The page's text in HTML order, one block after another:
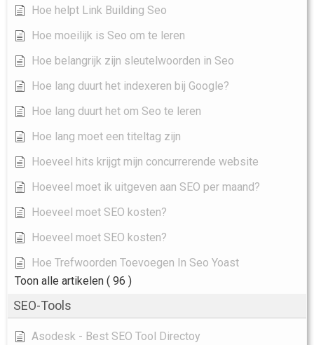
Hoe helpt Link Building Seo
Hoe moeilijk is Seo om te leren
Hoe belangrijk zijn sleutelwoorden in Seo
Hoe lang duurt het indexeren bij Google?
Hoe lang duurt het om Seo te leren
Hoe lang moet een titeltag zijn
Hoeveel hits krijgt mijn concurrerende website
Hoeveel moet ik uitgeven aan SEO per maand?
Hoeveel moet SEO kosten?
Hoeveel moet SEO kosten?
Hoe Trefwoorden Toevoegen In Seo Yoast
Toon alle artikelen ( 96 )
SEO-Tools
Asodesk - Best SEO Tool Directoy